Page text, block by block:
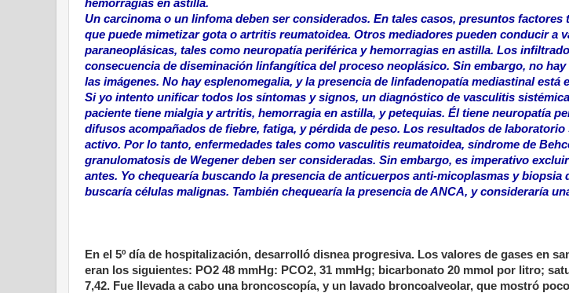
hemorragias en astilla.
Un carcinoma o un linfoma deben ser considerados. En tales casos, presuntos
que puede mimetizar gota o artritis reumatoidea. Otros mediadores pueden conducir a
paraneoplásicas, tales como neuropatía periférica y hemorragias en astilla. Los
consecuencia de diseminación linfangítica del proceso neoplásico. Sin embargo, no
las imágenes. No hay esplenomegalia, y la presencia de linfadenopatía mediastinal está
Si yo intento unificar todos los síntomas y signos, un diagnóstico de vasculitis
paciente tiene mialgia y artritis, hemorragia en astilla, y petequias. Él tiene neuropatía
difusos acompañados de fiebre, fatiga, y pérdida de peso. Los resultados de
activo. Por lo tanto, enfermedades tales como vasculitis reumatoidea, síndrome de
granulomatosis de Wegener deben ser consideradas. Sin embargo, es imperativo
antes. Yo chequearía buscando la presencia de anticuerpos anti-micoplasmas y biopsia
buscaría células malignas. También chequearía la presencia de ANCA, y consideraría
En el 5º día de hospitalización, desarrolló disnea progresiva. Los valores de gases en
eran los siguientes: PO2 48 mmHg: PCO2, 31 mmHg; bicarbonato 20 mmol por litro;
7,42. Fue llevada a cabo una broncoscopía, y un lavado broncoalveolar, que mostró